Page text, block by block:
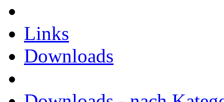
Links
Downloads